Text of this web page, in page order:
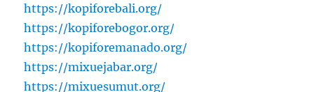
https://kopiforebali.org/
https://kopiforebogor.org/
https://kopiforemanado.org/
https://mixuejabar.org/
https://mixuesumut.org/